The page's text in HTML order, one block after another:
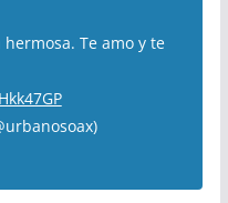
Te amo y te